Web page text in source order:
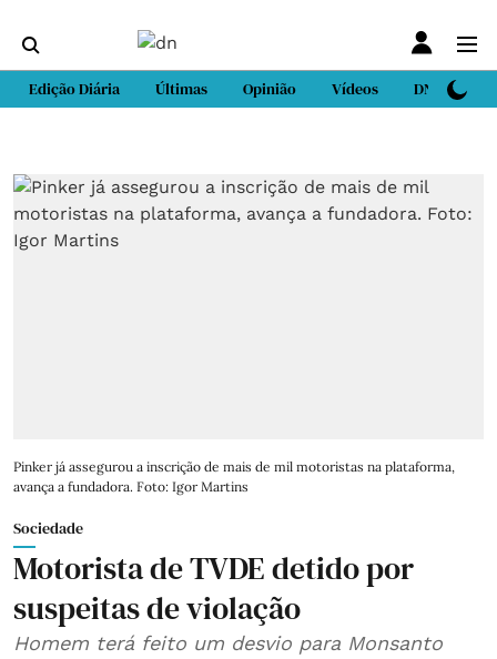
Edição Diária Últimas Opinião Vídeos DN Sport
Pinker já assegurou a inscrição de mais de mil motoristas na plataforma,
avança a fundadora. Foto: Igor Martins
Sociedade
Motorista de TVDE detido por
suspeitas de violação
Homem terá feito um desvio para Monsanto